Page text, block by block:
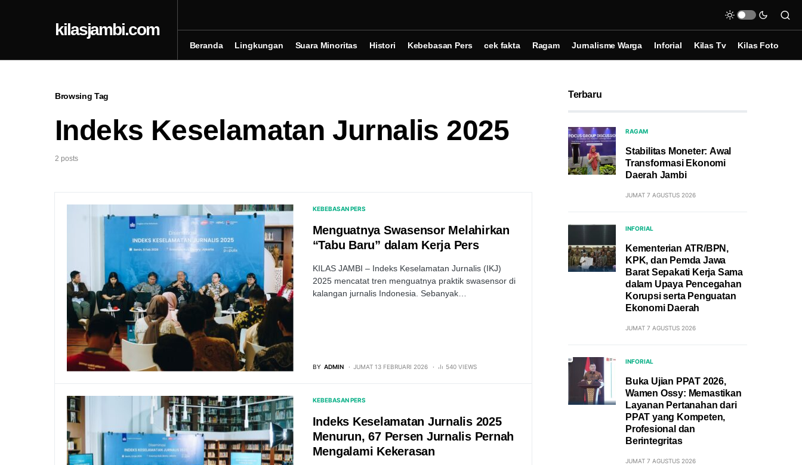
kilasjambi.com
Beranda Lingkungan Suara Minoritas Histori Kebebasan Pers cek fakta Ragam Jurnalisme Warga Inforial Kilas Tv Kilas Foto
Browsing Tag
Indeks Keselamatan Jurnalis 2025
2 posts
KEBEBASAN PERS
Menguatnya Swasensor Melahirkan
“Tabu Baru” dalam Kerja Pers
KILAS JAMBI – Indeks Keselamatan Jurnalis (IKJ)
2025 mencatat tren menguatnya praktik swasensor di
kalangan jurnalis Indonesia. Sebanyak…
BY ADMIN JUMAT 13 FEBRUARI 2026 540 VIEWS
KEBEBASAN PERS
Indeks Keselamatan Jurnalis 2025
Menurun, 67 Persen Jurnalis Pernah
Mengalami Kekerasan
Terbaru
RAGAM
Stabilitas Moneter: Awal
Transformasi Ekonomi
Daerah Jambi
JUMAT 7 AGUSTUS 2026
INFORIAL
Kementerian ATR/BPN,
KPK, dan Pemda Jawa
Barat Sepakati Kerja Sama
dalam Upaya Pencegahan
Korupsi serta Penguatan
Ekonomi Daerah
JUMAT 7 AGUSTUS 2026
INFORIAL
Buka Ujian PPAT 2026,
Wamen Ossy: Memastikan
Layanan Pertanahan dari
PPAT yang Kompeten,
Profesional dan
Berintegritas
JUMAT 7 AGUSTUS 2026